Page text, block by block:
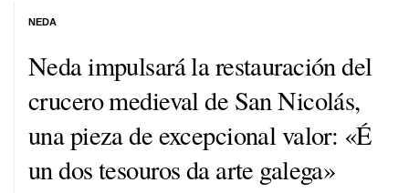
Neda impulsará la restauración del
crucero medieval de San Nicolás,
una pieza de excepcional valor: «É
un dos tesouros da arte galega»
NEDA